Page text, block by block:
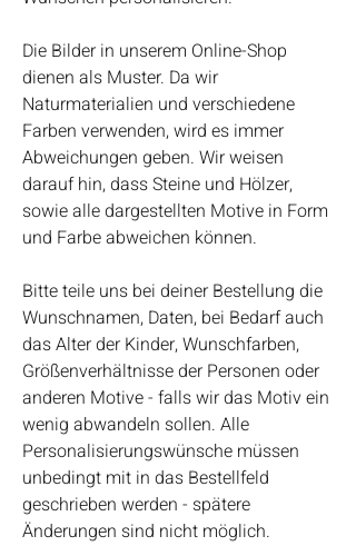
Die Bilder in unserem Online-Shop
dienen als Muster. Da wir
Naturmaterialien und verschiedene
Farben verwenden, wird es immer
Abweichungen geben. Wir weisen
darauf hin, dass Steine und Hölzer,
sowie alle dargestellten Motive in Form
und Farbe abweichen können.
Bitte teile uns bei deiner Bestellung die
Wunschnamen, Daten, bei Bedarf auch
das Alter der Kinder, Wunschfarben,
Größenverhältnisse der Personen oder
anderen Motive - falls wir das Motiv ein
wenig abwandeln sollen. Alle
Personalisierungswünsche müssen
unbedingt mit in das Bestellfeld
geschrieben werden - spätere
Änderungen sind nicht möglich.